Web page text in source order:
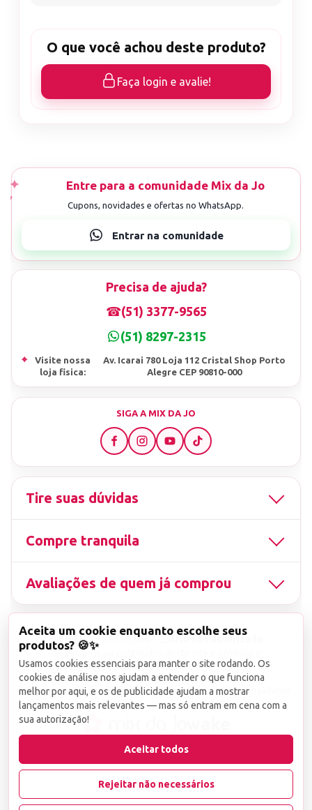
O que você achou deste produto?
Faça login e avalie!
Precisa de ajuda?
☎(51) 3377-9565
(51) 8297-2315
⌖
Visite nossa
loja fisica:
Av. Icarai 780 Loja 112 Cristal Shop Porto
Alegre CEP 90810-000
SIGA A MIX DA JO
Tire suas dúvidas
Compre tranquila
Avaliações de quem já comprou
▤ CNPJ13.851.519/0001-25
de imagens ou conteúdos deste site é proibido e
viola a Lei de Direitos Autorais nº 9.610/98.
Infrações serão denunciadas diretamente ao órgão competente.
Aceita um cookie enquanto escolhe seus
produtos? 🍪✨
Usamos cookies essenciais para manter o site rodando. Os
cookies de análise nos ajudam a entender o que funciona
melhor por aqui, e os de publicidade ajudam a mostrar
lançamentos mais relevantes — mas só entram em cena com a
sua autorização!
Aceitar todos
Rejeitar não necessários